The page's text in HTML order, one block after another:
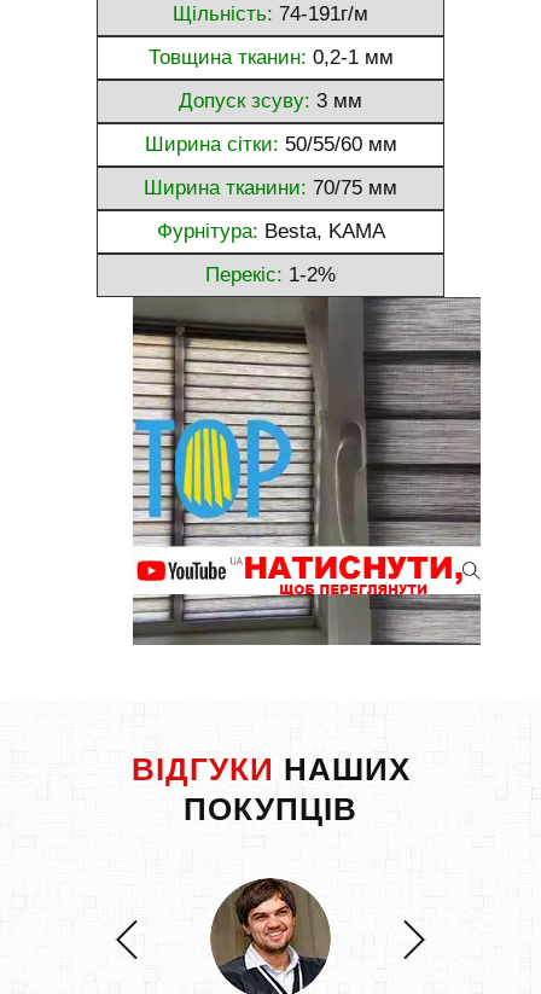
Щільність: 74-191г/м
Товщина тканин: 0,2-1 мм
Допуск зсуву: 3 мм
Ширина сітки: 50/55/60 мм
Ширина тканини: 70/75 мм
Фурнітура: Besta, KAMA
Перекіс: 1-2%
ВІДГУКИ НАШИХ
ПОКУПЦІВ